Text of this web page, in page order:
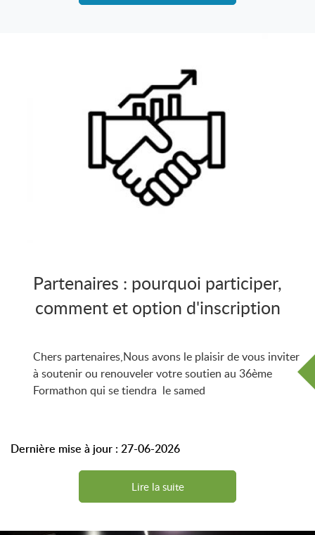
Partenaires : pourquoi participer,
comment et option d'inscription
Chers partenaires,Nous avons le plaisir de vous inviter
à soutenir ou renouveler votre soutien au 36ème
Formathon qui se tiendra le samed
Dernière mise à jour : 27-06-2026
Lire la suite